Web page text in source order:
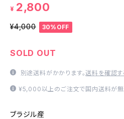
¥ 2,800
¥4,000 30%OFF
SOLD OUT
別途送料がかかります。送料を確認す
¥5,000以上のご注文で国内送料が無
ブラジル産